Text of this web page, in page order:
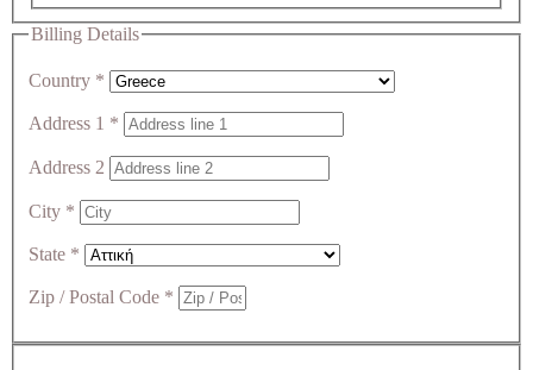
Billing Details
Country *
Address 1 *
Address 2
City *
State *
Zip / Postal Code *